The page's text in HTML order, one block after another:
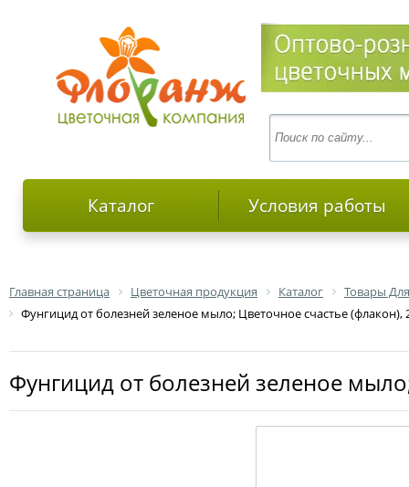
Каталог Условия работы
Главная страница Цветочная продукция Каталог
Товары
Фунгицид от болезней зеленое мыло; Цветочное счастье (флакон),
Фунгицид от болезней зеленое